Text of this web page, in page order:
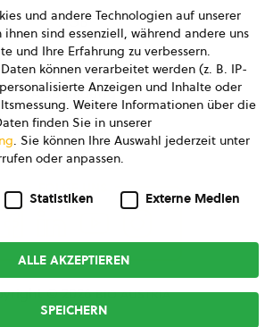
AGB
Marketing GmbH
AGB Bildung
Newsletter
© 2026bio austria
und andere Technologien auf unserer
sind essenziell, während andere uns
und Ihre Erfahrung zu verbessern.
können verarbeitet werden (z. B. IP-
Anzeigen und Inhalte oder
Weitere Informationen über die
finden Sie in unserer
. Sie können Ihre Auswahl jederzeit unter
oder anpassen.
Statistiken Externe Medien
ALLE AKZEPTIEREN
SPEICHERN